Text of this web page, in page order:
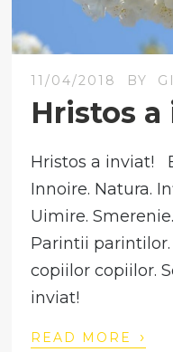
11/04/2018 BY
Hristos
Hristos a inviat!
Innoire. Natura.
Uimire.
Parintii
copiilor copiilor.
inviat!
READ MORE ›